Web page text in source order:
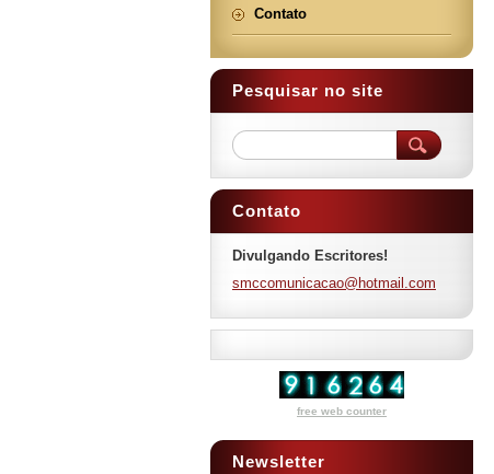
Contato
Pesquisar no site
Contato
Divulgando Escritores!
smccomunicacao@hotmail.com
free web counter
Newsletter